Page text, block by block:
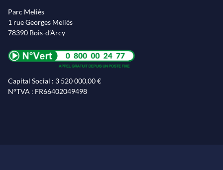
Parc Meliès
1 rue Georges Meliès
78390 Bois-d’Arcy
Capital Social : 3 520 000,00 €
N°TVA : FR66402049498